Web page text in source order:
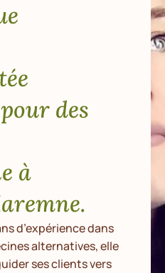
des
à
d’expérience dans
alternatives, elle
ses clients vers